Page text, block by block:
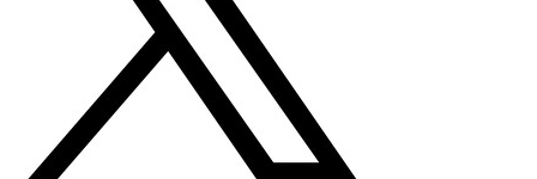
ITエンジニア向け専門サイト
企業向けIT製品の総合サイト
IT製品の技術・比較・事例